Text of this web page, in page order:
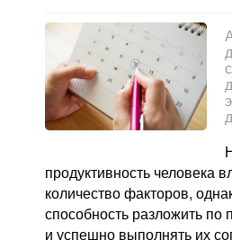
продуктивность человека
количество факторов,
способность разложить по
и успешно выполнять их